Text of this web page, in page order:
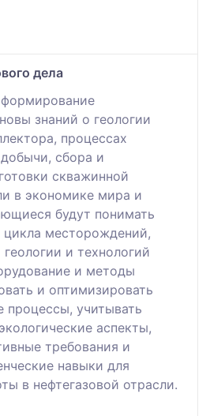
дела
знаний о геологии
процессах
сбора и
скважинной
в экономике мира и
будут понимать
цикла месторождений,
и технологий
и методы
и оптимизировать
процессы, учитывать
аспекты,
требования и
навыки для
в нефтегазовой отрасли.